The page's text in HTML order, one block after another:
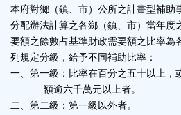
本府對鄉（鎮、市）公所之計畫型補助
分配辦法計算之各鄉（鎮、市）當年度
要額之餘數占基準財政需要額之比率為
列規定分級，給予不同補助比率：
一、第一級：比率在百分之五十以上，
額逾六千萬元以上者。
二、第二級：第一級以外者。